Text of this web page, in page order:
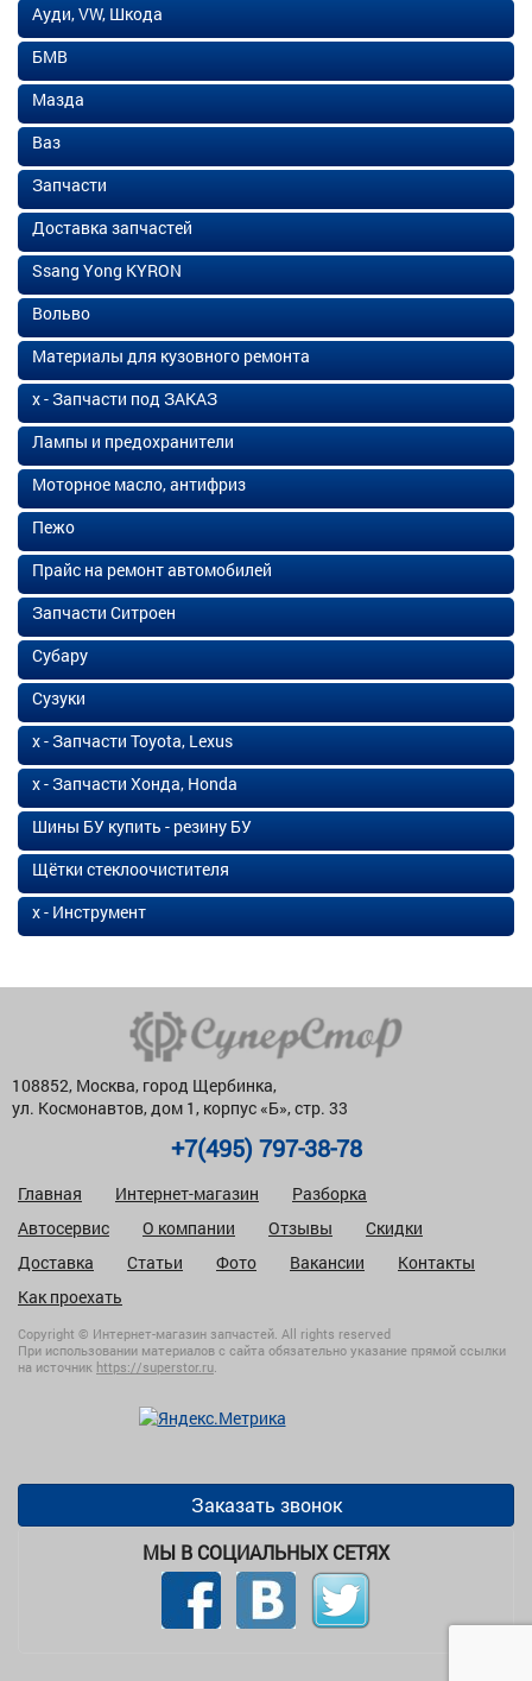
Ауди, VW, Шкода
БМВ
Мазда
Ваз
Запчасти
Доставка запчастей
Ssang Yong KYRON
Вольво
Материалы для кузовного ремонта
х - Запчасти под ЗАКАЗ
Лампы и предохранители
Моторное масло, антифриз
Пежо
Прайс на ремонт автомобилей
Запчасти Ситроен
Субару
Сузуки
х - Запчасти Toyota, Lexus
х - Запчасти Хонда, Honda
Шины БУ купить - резину БУ
Щётки стеклоочистителя
х - Инструмент
108852, Москва, город Щербинка,
ул. Космонавтов, дом 1, корпус «Б», стр. 33
+7(495) 797-38-78
Главная Интернет-магазин
Разборка
Автосервис
О компании Отзывы
Скидки
Доставка
Статьи Фото Вакансии
Контакты
Как проехать
Copyright © Интернет-магазин запчастей. All rights reserved
При использовании материалов с сайта обязательно указание прямой ссылки
на источник https://superstor.ru.
Заказать звонок
МЫ В СОЦИАЛЬНЫХ СЕТЯХ